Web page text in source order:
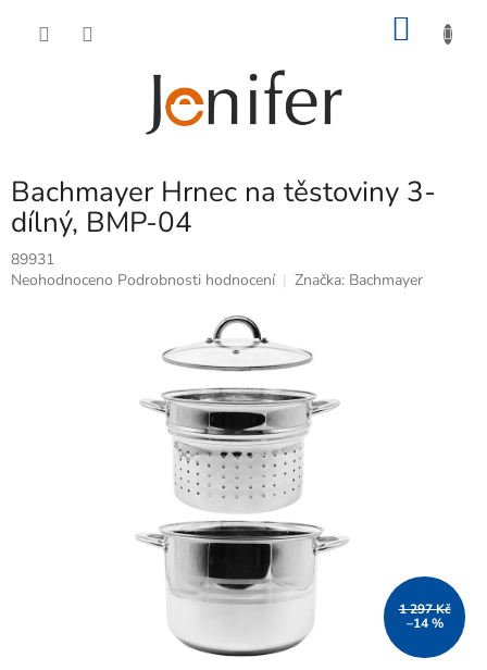
Bachmayer Hrnec na těstoviny 3-
dílný, BMP-04
89931
Průměrné
Neohodnoceno Podrobnosti hodnocení Značka: Bachmayer
1 297 Kč
–14 %